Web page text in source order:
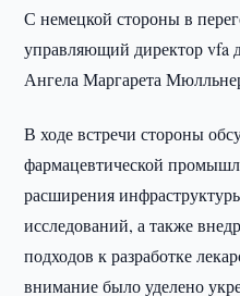
С немецкой стороны в
управляющий директор vfa
Ангела Маргарета
В ходе встречи стороны
фармацевтической
расширения
исследований, а также
подходов к разработке
внимание было уделено